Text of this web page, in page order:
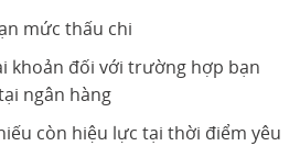
mức thấu chi
khoản đối với trường hợp bạn
ngân hàng
còn hiệu lực tại thời điểm yêu